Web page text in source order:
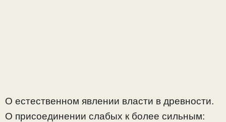
О естественном явлении власти в древности.
О присоединении слабых к более сильным: